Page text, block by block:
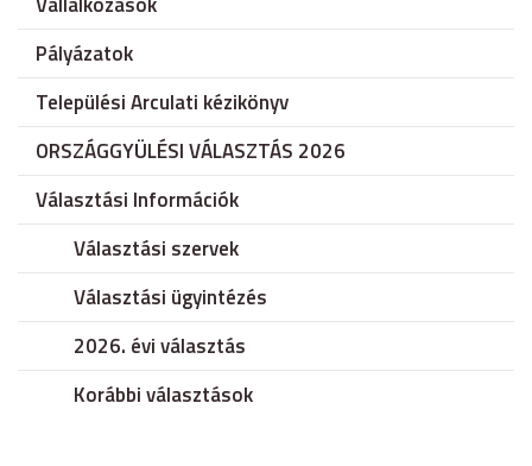
Pályázatok
Települési Arculati kézikönyv
ORSZÁGGYÜLÉSI VÁLASZTÁS 2026
Választási Információk
Választási szervek
Választási ügyintézés
2026. évi választás
Korábbi választások